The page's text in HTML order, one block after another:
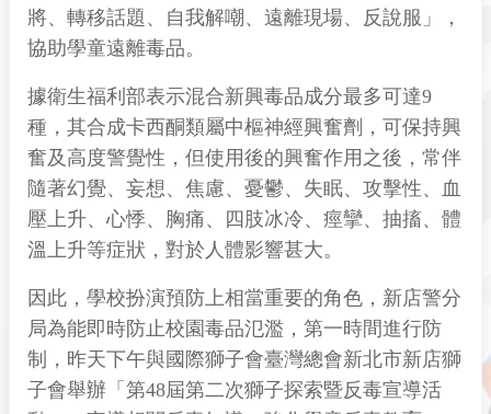
將、轉移話題、自我解嘲、遠離現場、反說服」，
協助學童遠離毒品。
據衛生福利部表示混合新興毒品成分最多可達9
種，其合成卡西酮類屬中樞神經興奮劑，可保持興
奮及高度警覺性，但使用後的興奮作用之後，常伴
隨著幻覺、妄想、焦慮、憂鬱、失眠、攻擊性、血
壓上升、心悸、胸痛、四肢冰冷、痙攣、抽搐、體
溫上升等症狀，對於人體影響甚大。
因此，學校扮演預防上相當重要的角色，新店警分
局為能即時防止校園毒品氾濫，第一時間進行防
制，昨天下午與國際獅子會臺灣總會新北市新店獅
子會舉辦「第48屆第二次獅子探索暨反毒宣導活